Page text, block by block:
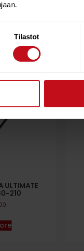
Tilastot
ULTIMATE
210